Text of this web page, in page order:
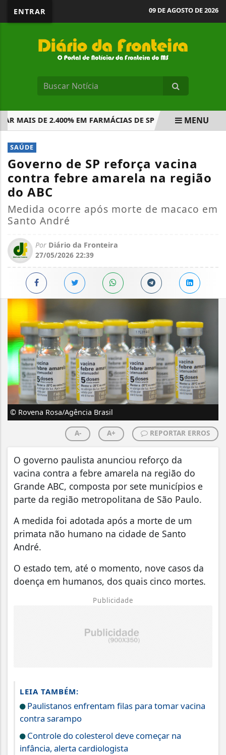
ENTRAR 09 DE AGOSTO DE 2026
DE 2.400% EM FARMÁCIAS DE SP PETROBRAS
EM ALTA
MENU
SAÚDE
Governo de SP reforça vacina
contra febre amarela na região
do ABC
Medida ocorre após morte de macaco em
Santo André
Por Diário da Fronteira
27/05/2026 22:39
© Rovena Rosa/Agência Brasil
A- A+ REPORTAR ERROS
O governo paulista anunciou reforço da
vacina contra a febre amarela na região do
Grande ABC, composta por sete municípios e
parte da região metropolitana de São Paulo.
A medida foi adotada após a morte de um
primata não humano na cidade de Santo
André.
O estado tem, até o momento, nove casos da
doença em humanos, dos quais cinco mortes.
Publicidade
LEIA TAMBÉM:
Paulistanos enfrentam filas para tomar vacina
contra sarampo
Controle do colesterol deve começar na
infância, alerta cardiologista